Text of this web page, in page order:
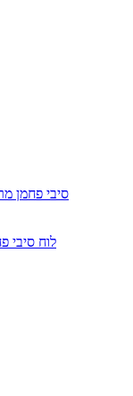
סיבי פחמן
לוח סיבי